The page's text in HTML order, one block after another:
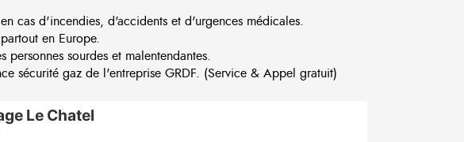
cas d'incendies, d'accidents et d'urgences médicales.
en Europe.
sourdes et malentendantes.
sécurité gaz de l'entreprise GRDF. (Service & Appel gratuit)
Le Chatel